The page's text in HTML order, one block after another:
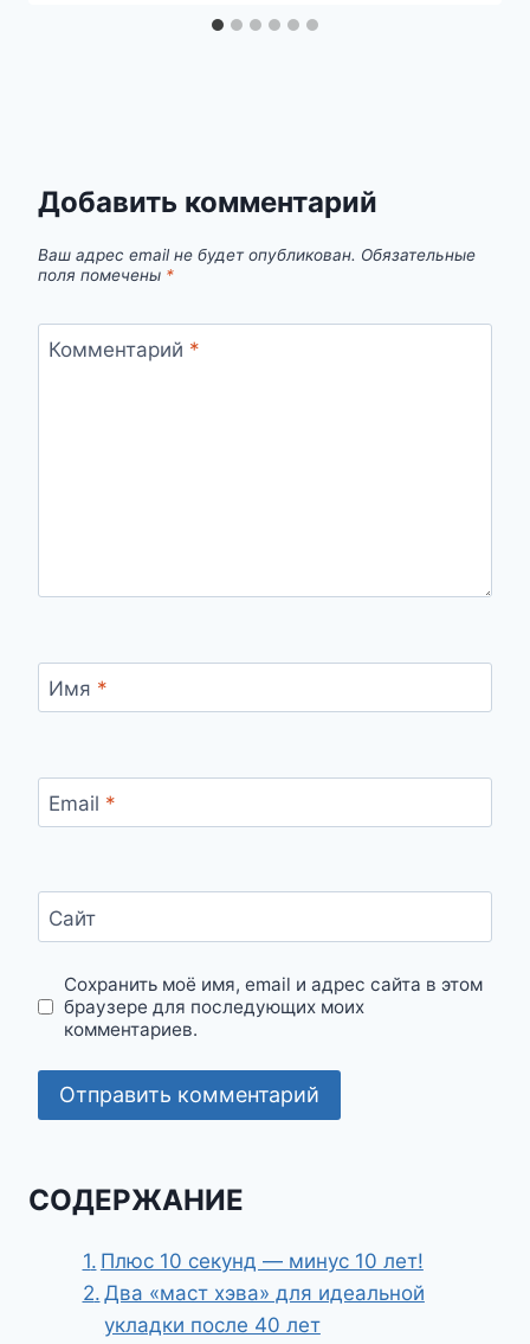
Добавить комментарий
Ваш адрес email не будет опубликован. Обязательные
поля помечены *
Комментарий *
Имя *
Email *
Сайт
Сохранить моё имя, email и адрес сайта в этом
браузере для последующих моих
комментариев.
СОДЕРЖАНИЕ
Плюс 10 секунд — минус 10 лет!
Два «маст хэва» для идеальной
укладки после 40 лет